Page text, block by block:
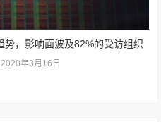
势，影响面波及82%的受访组织
2020年3月16日